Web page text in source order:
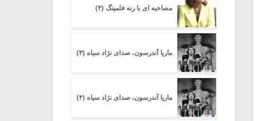
مصاحبه ای با رنه فلمینگ (۴)
ماریا آندرسون، صدای نژاد سیاه (۳)
ماریا آندرسون، صدای نژاد سیاه (۴)